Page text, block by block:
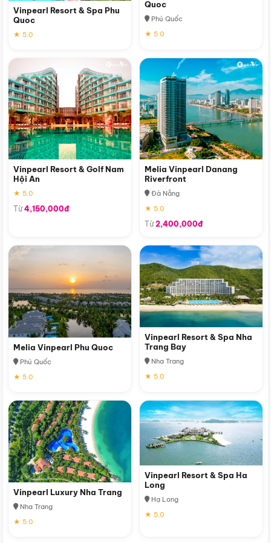
Vinpearl Resort & Spa Phu
Quoc
★ 5.0
Quoc
Phú Quốc
★ 5.0
Vinpearl Resort & Golf Nam
Hội An
★ 5.0
Từ4,150,000đ
Melia Vinpearl Danang
Riverfront
Đà Nẵng
★ 5.0
Từ2,400,000đ
Melia Vinpearl Phu Quoc
Phú Quốc
★ 5.0
Vinpearl Resort & Spa Nha
Trang Bay
Nha Trang
★ 5.0
Vinpearl Luxury Nha Trang
Nha Trang
★ 5.0
Vinpearl Resort & Spa Ha
Long
Hạ Long
★ 5.0